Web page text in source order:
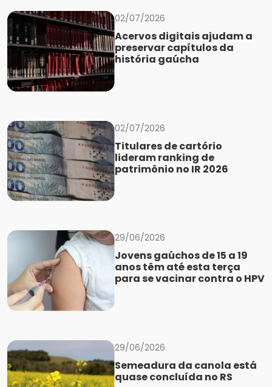
02/07/2026
Acervos digitais ajudam a
preservar capítulos da
história gaúcha
02/07/2026
Titulares de cartório
lideram ranking de
patrimônio no IR 2026
29/06/2026
Jovens gaúchos de 15 a 19
anos têm até esta terça
para se vacinar contra o HPV
29/06/2026
Semeadura da canola está
quase concluída no RS